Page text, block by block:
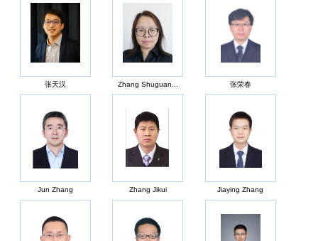
张天汉 Zhang Shuguan... 张荣春
Jun Zhang Zhang Jikui Jiaying Zhang